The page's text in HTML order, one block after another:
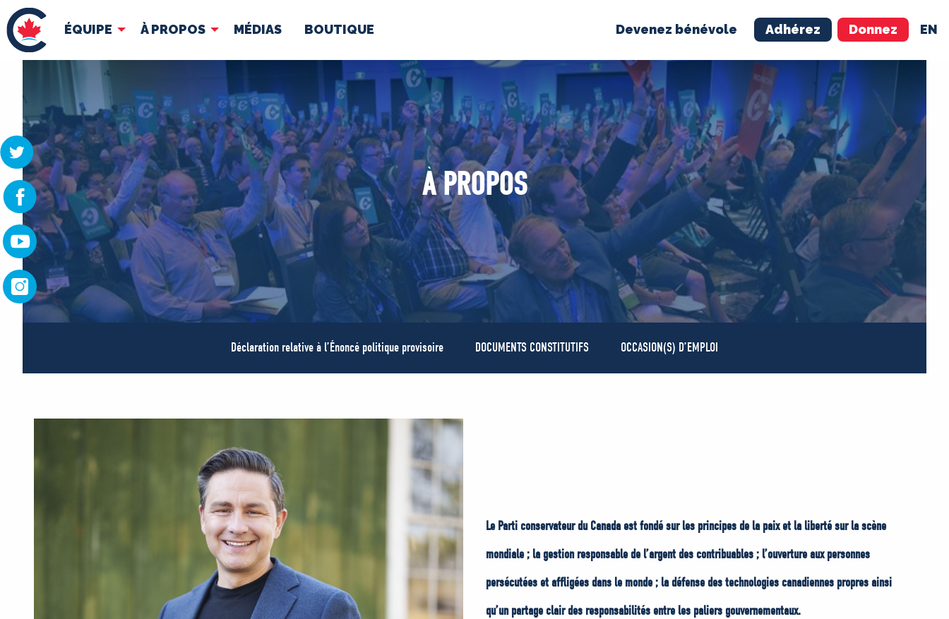
ÉQUIPE À PROPOS MÉDIAS BOUTIQUE Devenez bénévole Adhérez Donnez EN
ÉQUIPE
Pierre Poilievre
Vos députés conservateurs
Cabinet fantôme
Exécutif national
ACÉ
À PROPOS
Documents constitutifs
MÉDIAS BÉNÉVOLE ADHÉREZ
BOUTIQUE
À PROPOS
Déclaration relative à l’Énoncé politique provisoire DOCUMENTS CONSTITUTIFS OCCASION(S) D’EMPLOI
Le Parti conservateur du Canada est fondé sur les principes de la paix et la liberté sur la scène
mondiale ; la gestion responsable de l’argent des contribuables ; l’ouverture aux personnes
persécutées et affligées dans le monde ; la défense des technologies canadiennes propres ainsi
qu’un partage clair des responsabilités entre les paliers gouvernementaux.